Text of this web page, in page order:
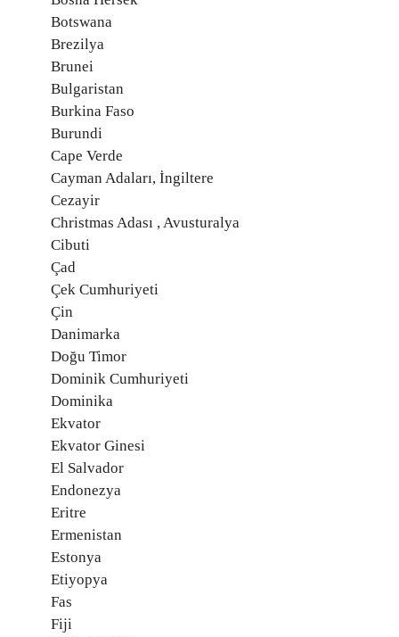
Botswana
Brezilya
Brunei
Bulgaristan
Burkina Faso
Burundi
Cape Verde
Cayman Adaları, İngiltere
Cezayir
Christmas Adası , Avusturalya
Cibuti
Çad
Çek Cumhuriyeti
Çin
Danimarka
Doğu Timor
Dominik Cumhuriyeti
Dominika
Ekvator
Ekvator Ginesi
El Salvador
Endonezya
Eritre
Ermenistan
Estonya
Etiyopya
Fas
Fiji